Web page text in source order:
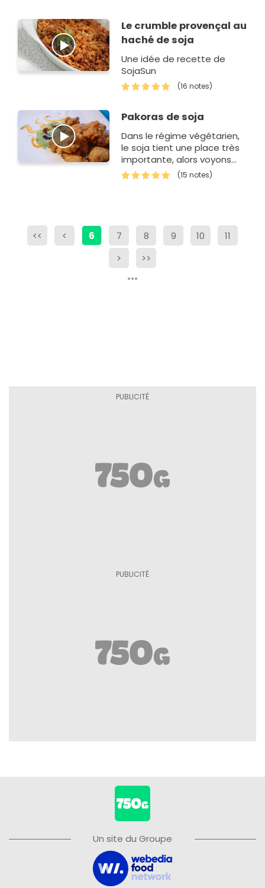
façon de découvrir un
la cuisine de tous les jours…
Le crumble provençal au
haché de soja
Une idée de recette de
SojaSun
(16 notes)
Pakoras de soja
Dans le régime végétarien,
le soja tient une place très
importante, alors voyons
comment cuisiner les
Pakoras indiens au soja.
(15 notes)
<< < 6 7 8 9 10
11
>
>>
Un site du Groupe